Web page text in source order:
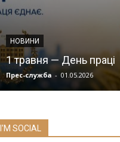
НОВИНИ
1 травня — День праці
Прес-служба - 01.05.2026
I'M SOCIAL